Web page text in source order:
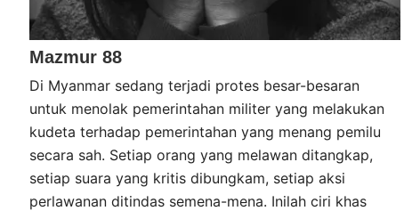
Mazmur 88
Di Myanmar sedang terjadi protes besar-besaran
untuk menolak pemerintahan militer yang melakukan
kudeta terhadap pemerintahan yang menang pemilu
secara sah. Setiap orang yang melawan ditangkap,
setiap suara yang kritis dibungkam, setiap aksi
perlawanan ditindas semena-mena. Inilah ciri khas